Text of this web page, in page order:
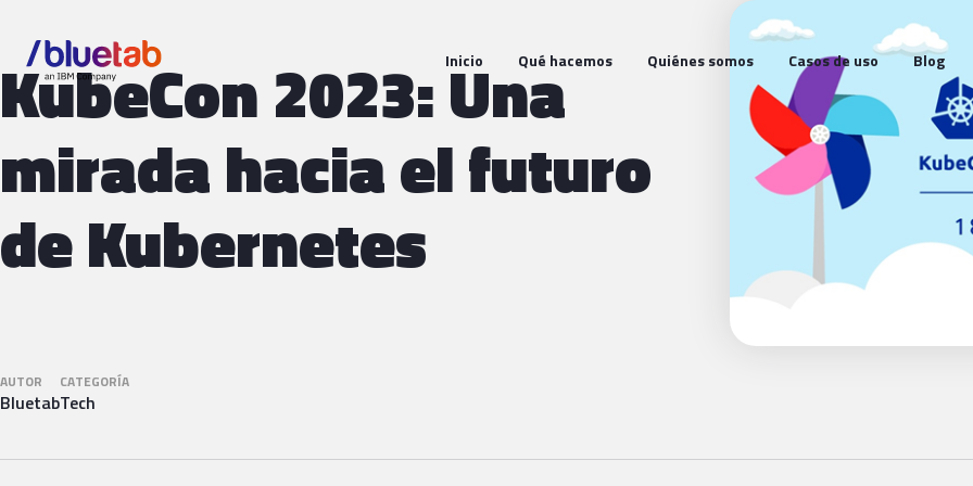
Inicio Qué hacemos Quiénes somos Casos de uso Blog
KubeCon 2023: Una
mirada hacia el futuro
de Kubernetes
AUTOR
Bluetab
CATEGORÍA
Tech